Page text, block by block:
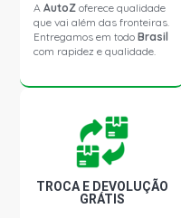
AAutoZ oferece qualidade
que vai além das fronteiras.
Entregamos em todoBrasil
com rapidez e qualidade.
TROCA E DEVOLUÇÃO
GRÁTIS